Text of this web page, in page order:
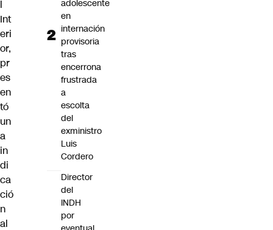
l
Int
eri
or,
pr
es
en
tó
un
a
in
di
ca
ció
n
al
adolescente
en
internación
provisoria
tras
encerrona
frustrada
a
escolta
del
exministro
Luis
Cordero
Director
del
INDH
por